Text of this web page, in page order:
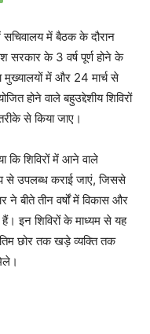
सचिवालय में बैठक के दौरान
सरकार के 3 वर्ष पूर्ण होने के
मुख्यालयों में और 24 मार्च से
होने वाले बहुउद्देशीय शिविरों
से किया जाए।
कि शिविरों में आने वाले
से उपलब्ध कराई जाएं, जिससे
ने बीते तीन वर्षों में विकास और
इन शिविरों के माध्यम से यह
छोर तक खड़े व्यक्ति तक